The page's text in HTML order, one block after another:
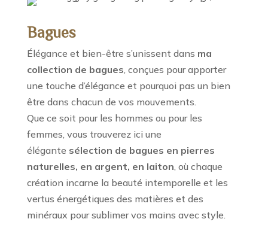
Bagues
Élégance et bien-être s’unissent dans ma
collection de bagues, conçues pour apporter
une touche d’élégance et pourquoi pas un bien
être dans chacun de vos mouvements.
Que ce soit pour les hommes ou pour les
femmes, vous trouverez ici une
élégante sélection de bagues en pierres
naturelles, en argent, en laiton, où chaque
création incarne la beauté intemporelle et les
vertus énergétiques des matières et des
minéraux pour sublimer vos mains avec style.